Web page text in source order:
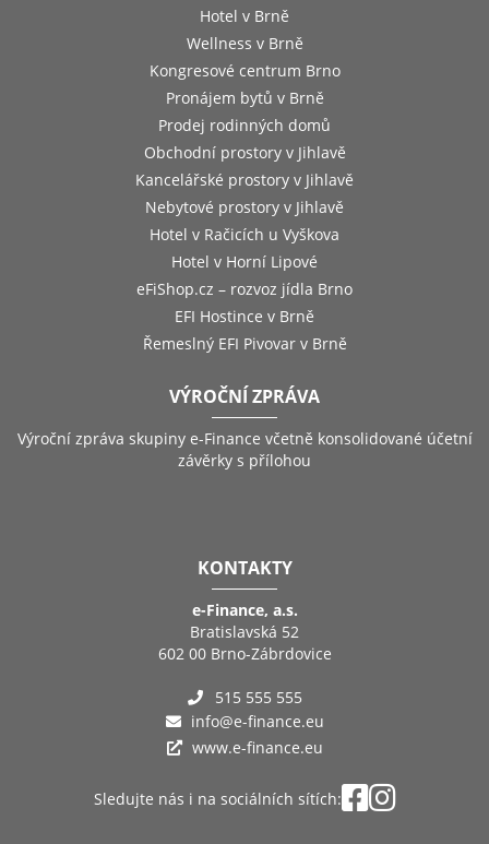
Hotel v Brně
Wellness v Brně
Kongresové centrum Brno
Pronájem bytů v Brně
Prodej rodinných domů
Obchodní prostory v Jihlavě
Kancelářské prostory v Jihlavě
Nebytové prostory v Jihlavě
Hotel v Račicích u Vyškova
Hotel v Horní Lipové
eFiShop.cz – rozvoz jídla Brno
EFI Hostince v Brně
Řemeslný EFI Pivovar v Brně
VÝROČNÍ ZPRÁVA
Výroční zpráva skupiny e-Finance včetně konsolidované účetní
závěrky s přílohou
KONTAKTY
e-Finance, a.s.
Bratislavská 52
602 00 Brno-Zábrdovice
515 555 555
info@e-finance.eu
www.e-finance.eu
Sledujte nás i na sociálních sítích: